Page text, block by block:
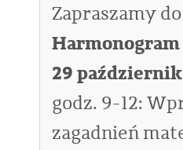
Zapraszamy
29
godz. 9-12:
zagadnień